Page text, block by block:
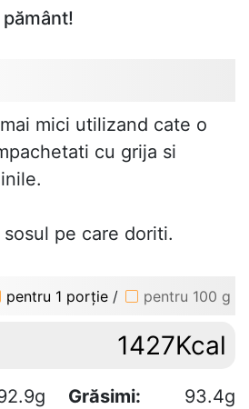
pământ!
mici utilizand cate o
cu grija si
pe care doriti.
pentru 1 porție / pentru 100 g
1427Kcal
Grăsimi:
93.4g